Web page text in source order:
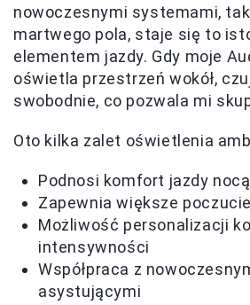
nowoczesnymi systemami,
martwego pola, staje się to
elementem jazdy. Gdy moje
oświetla przestrzeń wokół,
swobodnie, co pozwala mi
Oto kilka zalet oświetlenia
Podnosi komfort jazdy nocą
Zapewnia większe
Możliwość personalizacji
intensywności
Współpraca z
asystującymi